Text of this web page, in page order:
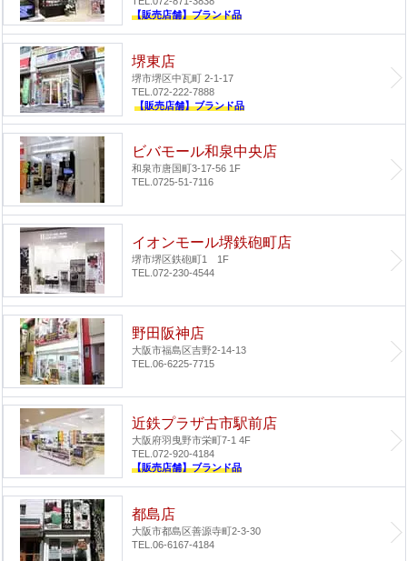
【販売店舗】ブランド品
堺東店
堺市堺区中瓦町 2-1-17
TEL.072-222-7888
【販売店舗】ブランド品
ビバモール和泉中央店
和泉市唐国町3-17-56 1F
TEL.0725-51-7116
イオンモール堺鉄砲町店
堺市堺区鉄砲町1 1F
TEL.072-230-4544
野田阪神店
大阪市福島区吉野2-14-13
TEL.06-6225-7715
近鉄プラザ古市駅前店
大阪府羽曳野市栄町7-1 4F
TEL.072-920-4184
【販売店舗】ブランド品
都島店
大阪市都島区善源寺町2-3-30
TEL.06-6167-4184